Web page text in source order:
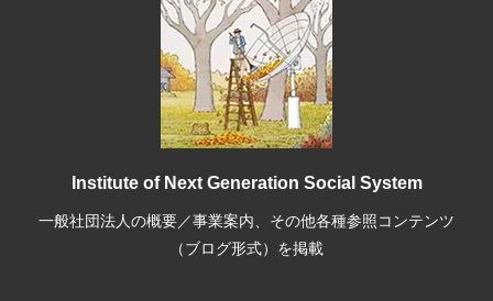
Institute of Next Generation Social System
一般社団法人の概要／事業案内、その他各種参照コンテンツ
（ブログ形式）を掲載